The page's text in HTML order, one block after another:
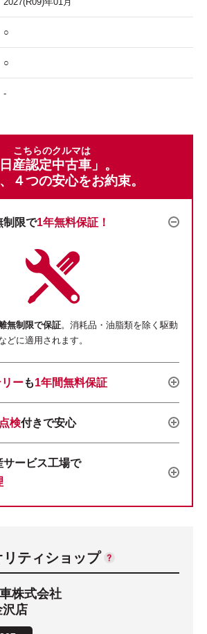
○
○
-
こちらのクルマは
日産認定中古車」。
４つの安心をお約束。
制限で1年無料保証！
無制限で保証。消耗品・油脂類を除く駆動
どに適用されます。
ーも1年間無料保証
検付きで安心
サービス工場で
ティショップ
株式会社
店